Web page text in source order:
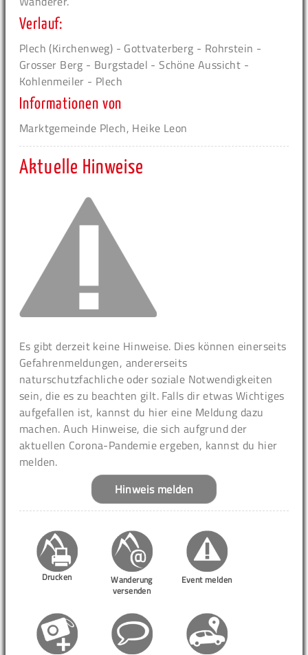
Verlauf:
Plech (Kirchenweg) - Gottvaterberg - Rohrstein -
Grosser Berg - Burgstadel - Schöne Aussicht -
Kohlenmeiler - Plech
Informationen von
Marktgemeinde Plech, Heike Leon
Aktuelle Hinweise
Es gibt derzeit keine Hinweise. Dies können einerseits
Gefahrenmeldungen, andererseits
naturschutzfachliche oder soziale Notwendigkeiten
sein, die es zu beachten gilt. Falls dir etwas Wichtiges
aufgefallen ist, kannst du hier eine Meldung dazu
machen. Auch Hinweise, die sich aufgrund der
aktuellen Corona-Pandemie ergeben, kannst du hier
melden.
Hinweis melden
Drucken
Wanderung
versenden
Event melden